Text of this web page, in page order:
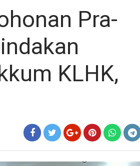
Pra-
KLHK,